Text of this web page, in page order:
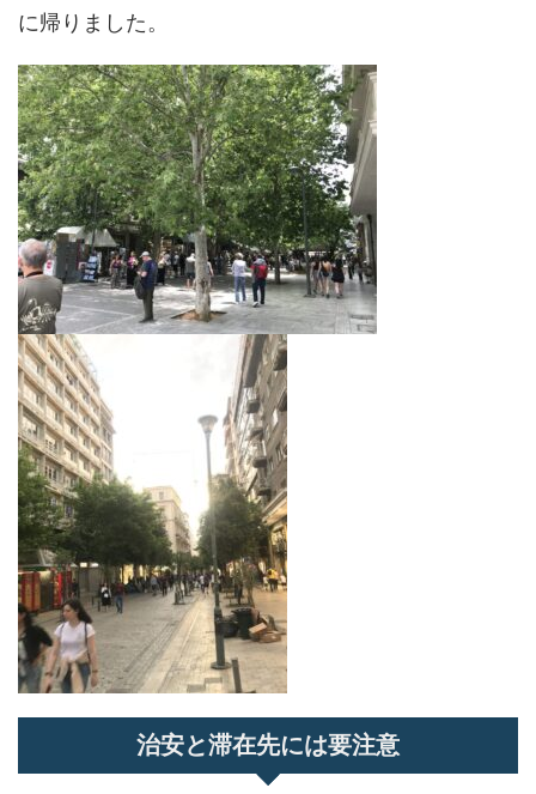
に帰りました。
治安と滞在先には要注意